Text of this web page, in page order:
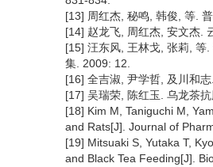
[13] 周红杰, 秘鸣, 韩俊, 等.
[14] 赵龙飞, 周红杰, 安文杰.
[15] 汪东风, 王林戈, 张莉, 等
集. 2009: 12.
[16] 全吉淑, 尹学哲, 及川和
[17] 吴瑞荣, 陈红玉. 乌龙茶
[18] Kim M, Taniguchi M,
and Rats[J]. Journal of
[19] Mitsuaki S, Yutaka T,
and Black Tea Feeding[J].